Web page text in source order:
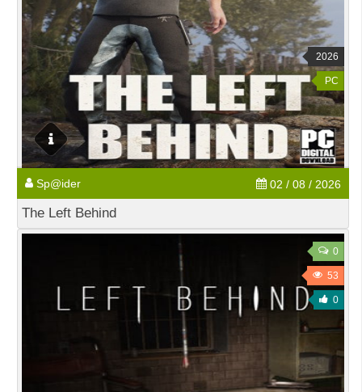
2026
PC
Sp@ider 02 / 08 / 2026
The Left Behind
0
53
0